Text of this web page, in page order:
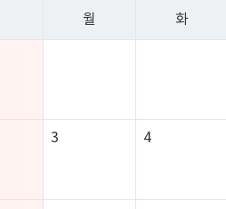
월 화
3 4